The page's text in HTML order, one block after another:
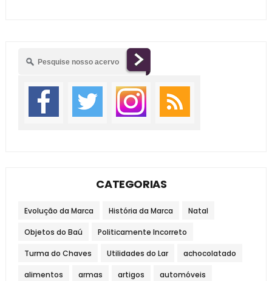
CATEGORIAS
Evolução da Marca História da Marca Natal
Objetos do Baú Politicamente Incorreto
Turma do Chaves Utilidades do Lar achocolatado
alimentos armas artigos automóveis